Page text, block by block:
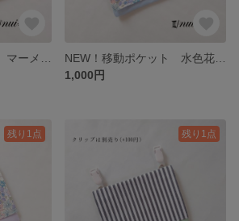
1,000円
残り1点 残り1点